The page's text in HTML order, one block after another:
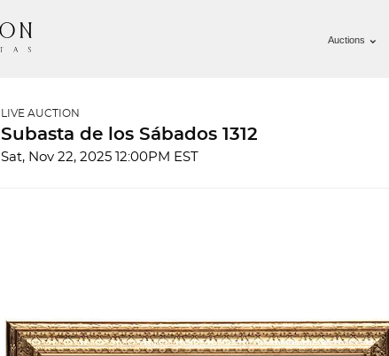
Auctions
LIVE AUCTION
Subasta de los Sábados 1312
Sat, Nov 22, 2025 12:00PM EST